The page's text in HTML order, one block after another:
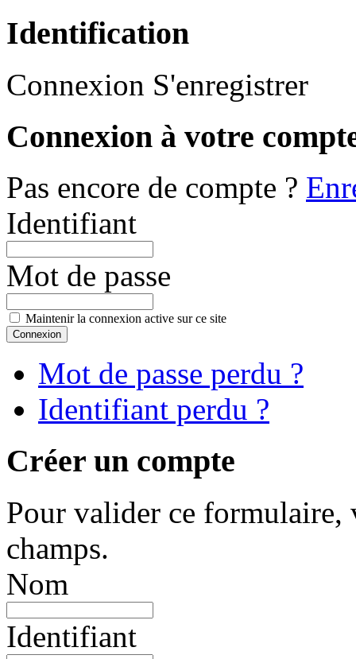
Identification
Connexion S'enregistrer
Connexion à votre
Pas encore de compte ?
Identifiant
Mot de passe
Maintenir la connexion active sur ce site
Mot de passe perdu ?
Identifiant perdu ?
Créer un compte
Pour valider ce formulaire,
champs.
Nom
Identifiant